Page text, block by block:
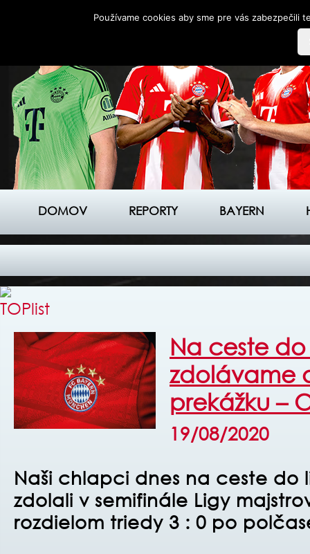
DOMOV REPORTY BAYERN
Na ceste
zdolávame
prekážku –
19/08/2020
Naši chlapci dnes na ceste do
zdolali v semifinále Ligy
rozdielom triedy 3 : 0 po
Používame cookies aby sme pre vás zabezpečili